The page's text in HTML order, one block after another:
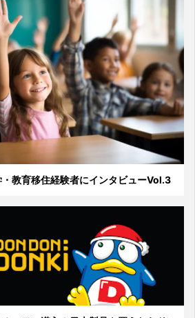
教育移住経験者にインタビューVol.3